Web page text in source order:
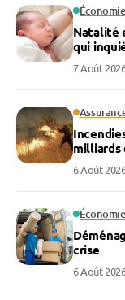
Économie
Natalité
qui
7 Août
milliards
6 Août
Économie
crise
6 Août